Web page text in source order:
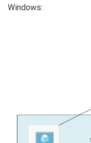
Windows: